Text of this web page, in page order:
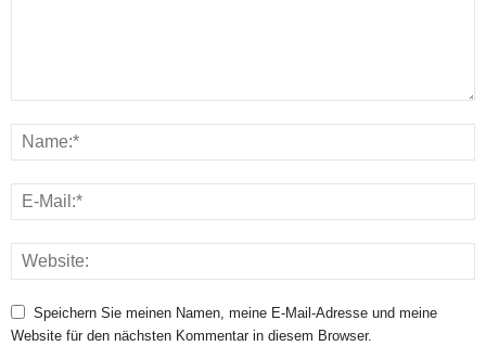
Speichern Sie meinen Namen, meine E-Mail-Adresse und meine
Website für den nächsten Kommentar in diesem Browser.